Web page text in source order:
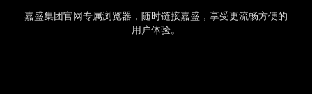
嘉盛集团官网专属浏览器，随时链接嘉盛，享受更流畅方便的
用户体验。